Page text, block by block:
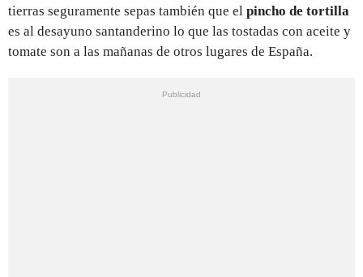
tierras seguramente sepas también que el pincho de tortilla
es al desayuno santanderino lo que las tostadas con aceite y
tomate son a las mañanas de otros lugares de España.